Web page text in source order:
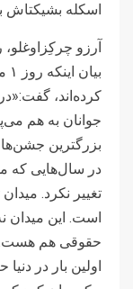
اسکله بشیکتاش
کرده‌اند،
جوانان به هم
در سال‌هایی که
است. این میدان
اولین بار در